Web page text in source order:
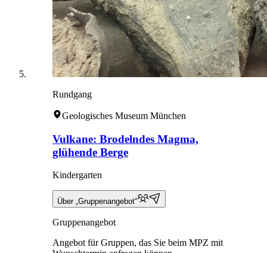
Rundgang
Geologisches Museum München
Vulkane: Brodelndes Magma,
glühende Berge
Kindergarten
Über „Gruppenangebot“
Gruppenangebot
Angebot für Gruppen, das Sie beim MPZ mit